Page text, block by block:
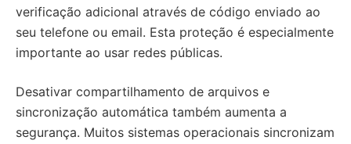
verificação adicional através de código enviado ao
seu telefone ou email. Esta proteção é especialmente
importante ao usar redes públicas.
Desativar compartilhamento de arquivos e
sincronização automática também aumenta a
segurança. Muitos sistemas operacionais sincronizam